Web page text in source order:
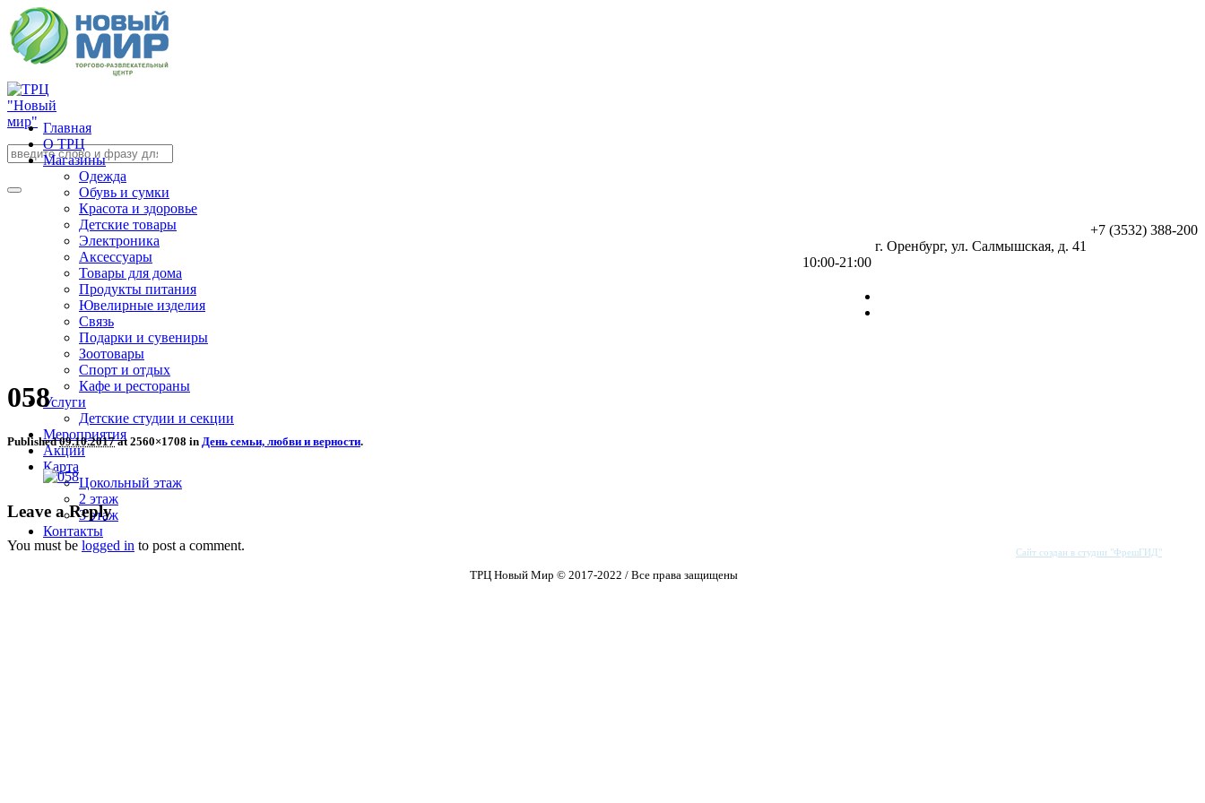
+7 (3532) 388-200
г. Оренбург, ул. Салмышская, д. 41
10:00-21:00
Главная
О ТРЦ
Магазины
Одежда
Обувь и сумки
Красота и здоровье
Детские товары
Электроника
Аксессуары
Товары для дома
Продукты питания
Ювелирные изделия
Связь
Подарки и сувениры
Зоотовары
Спорт и отдых
Кафе и рестораны
Услуги
Детские студии и секции
Мероприятия
Акции
Карта
Цокольный этаж
2 этаж
3 этаж
Контакты
058
Published09.10.2017at 2560×1708 in День семьи, любви и верности.
Leave a Reply
You must be logged in to post a comment.
ТРЦ Новый Мир © 2017-2022 / Все права защищены
Сайт создан в студии "ФрешГИД"